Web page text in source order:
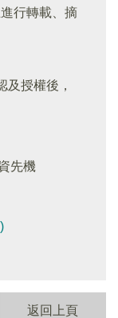
行轉載、摘
及授權後，
先機
返回上頁